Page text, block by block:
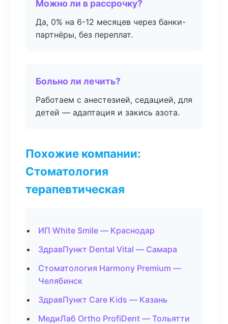
Можно ли в рассрочку?
Да, 0% на 6-12 месяцев через банки-
партнёры, без переплат.
Больно ли лечить?
Работаем с анестезией, седацией, для
детей — адаптация и закись азота.
Похожие компании:
Стоматология
терапевтическая
ИП White Smile — Краснодар
ЗдравПункт Dental Vital — Самара
Стоматология Harmony Premium —
Челябинск
ЗдравПункт Care Kids — Казань
МедиЛаб Ortho ProfiDent — Тольятти